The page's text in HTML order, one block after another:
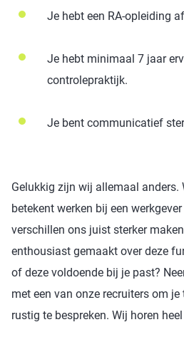
Je hebt een RA-opleiding
Je hebt minimaal 7 jaar
controlepraktijk.
Je bent communicatief
Gelukkig zijn wij allemaal anders.
betekent werken bij een
verschillen ons juist sterker
enthousiast gemaakt over deze
of deze voldoende bij je past?
met een van onze recruiters om
rustig te bespreken. Wij horen